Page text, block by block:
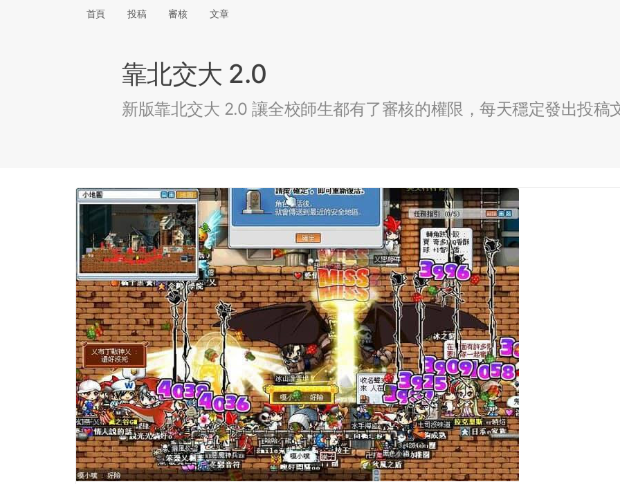
首頁 投稿 審核 文章
靠北交大 2.0
新版靠北交大 2.0 讓全校師生都有了審核的權限，每天穩定發出投稿